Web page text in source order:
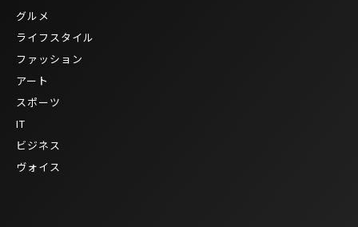
グルメ
ライフスタイル
ファッション
アート
スポーツ
IT
ビジネス
ヴォイス